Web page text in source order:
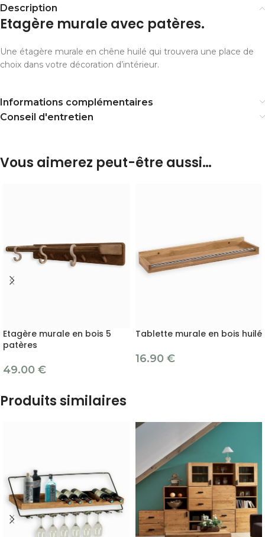
Description
Etagère murale avec patères.
Une étagère murale en chêne huilé qui trouvera une place de
choix dans votre décoration d’intérieur.
Informations complémentaires
Conseil d'entretien
Vous aimerez peut-être aussi…
Etagère murale en bois 5
patères
49.00 €
Tablette murale en bois huilé
16.90 €
Produits similaires